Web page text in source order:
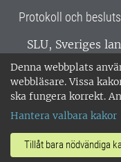
Denna webbplats
webbläsare. Vissa
ska fungera korrekt.
Hantera valbara kakor
Tillåt bara nödvändiga
Protokoll och
SLU, Sveriges
verksamhet
Alnarp, Uppsala
miljöcertifierat
018-67 10 00 •
Om SLU:s